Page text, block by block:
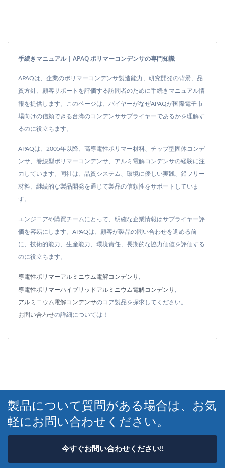
手続きマニュアル | APAQ ポリマーコンデンサの専門知識
APAQは、企業のポリマーコンデンサ製造能力、研究開発の背景、品
質方針、顧客サポートを評価する訪問者のために手続きマニュアル情
報を提供します。このページは、バイヤーがなぜAPAQが国際電子市
場向けの信頼できる台湾のコンデンササプライヤーであるかを理解す
るのに役立ちます。
APAQは、2005年以降、高導電性ポリマー材料、チップ型固体コンデ
ンサ、巻線型ポリマーコンデンサ、アルミ電解コンデンサの経験に注
力しています。同社は、品質システム、環境に優しい実践、鉛フリー
材料、継続的な製品開発を通じて製品の信頼性をサポートしていま
す。
エンジニアや購買チームにとって、明確な企業情報はサプライヤー評
価を容易にします。APAQは、顧客が製品の問い合わせを進める前
に、技術的能力、生産能力、環境責任、長期的な協力価値を評価する
のに役立ちます。
導電性ポリマーアルミニウム電解コンデンサ
導電性ポリマーハイブリッドアルミニウム電解コンデンサ
アルミニウム電解コンデンサのコア製品を探求してください。
お問い合わせの詳細については！
製品について質問がある場合は、お気
軽にお問い合わせください。
今すぐお問い合わせください!!